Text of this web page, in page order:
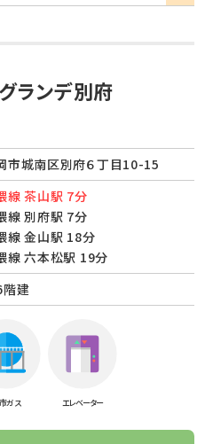
ランデ別府
市城南区別府６丁目10-15
線 茶山駅 7分
線 別府駅 7分
線 金山駅 18分
線 六本松駅 19分
建
ガス エレベーター